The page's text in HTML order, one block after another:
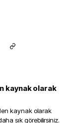
kaynak olarak
kaynak olarak
sık görebilirsiniz.